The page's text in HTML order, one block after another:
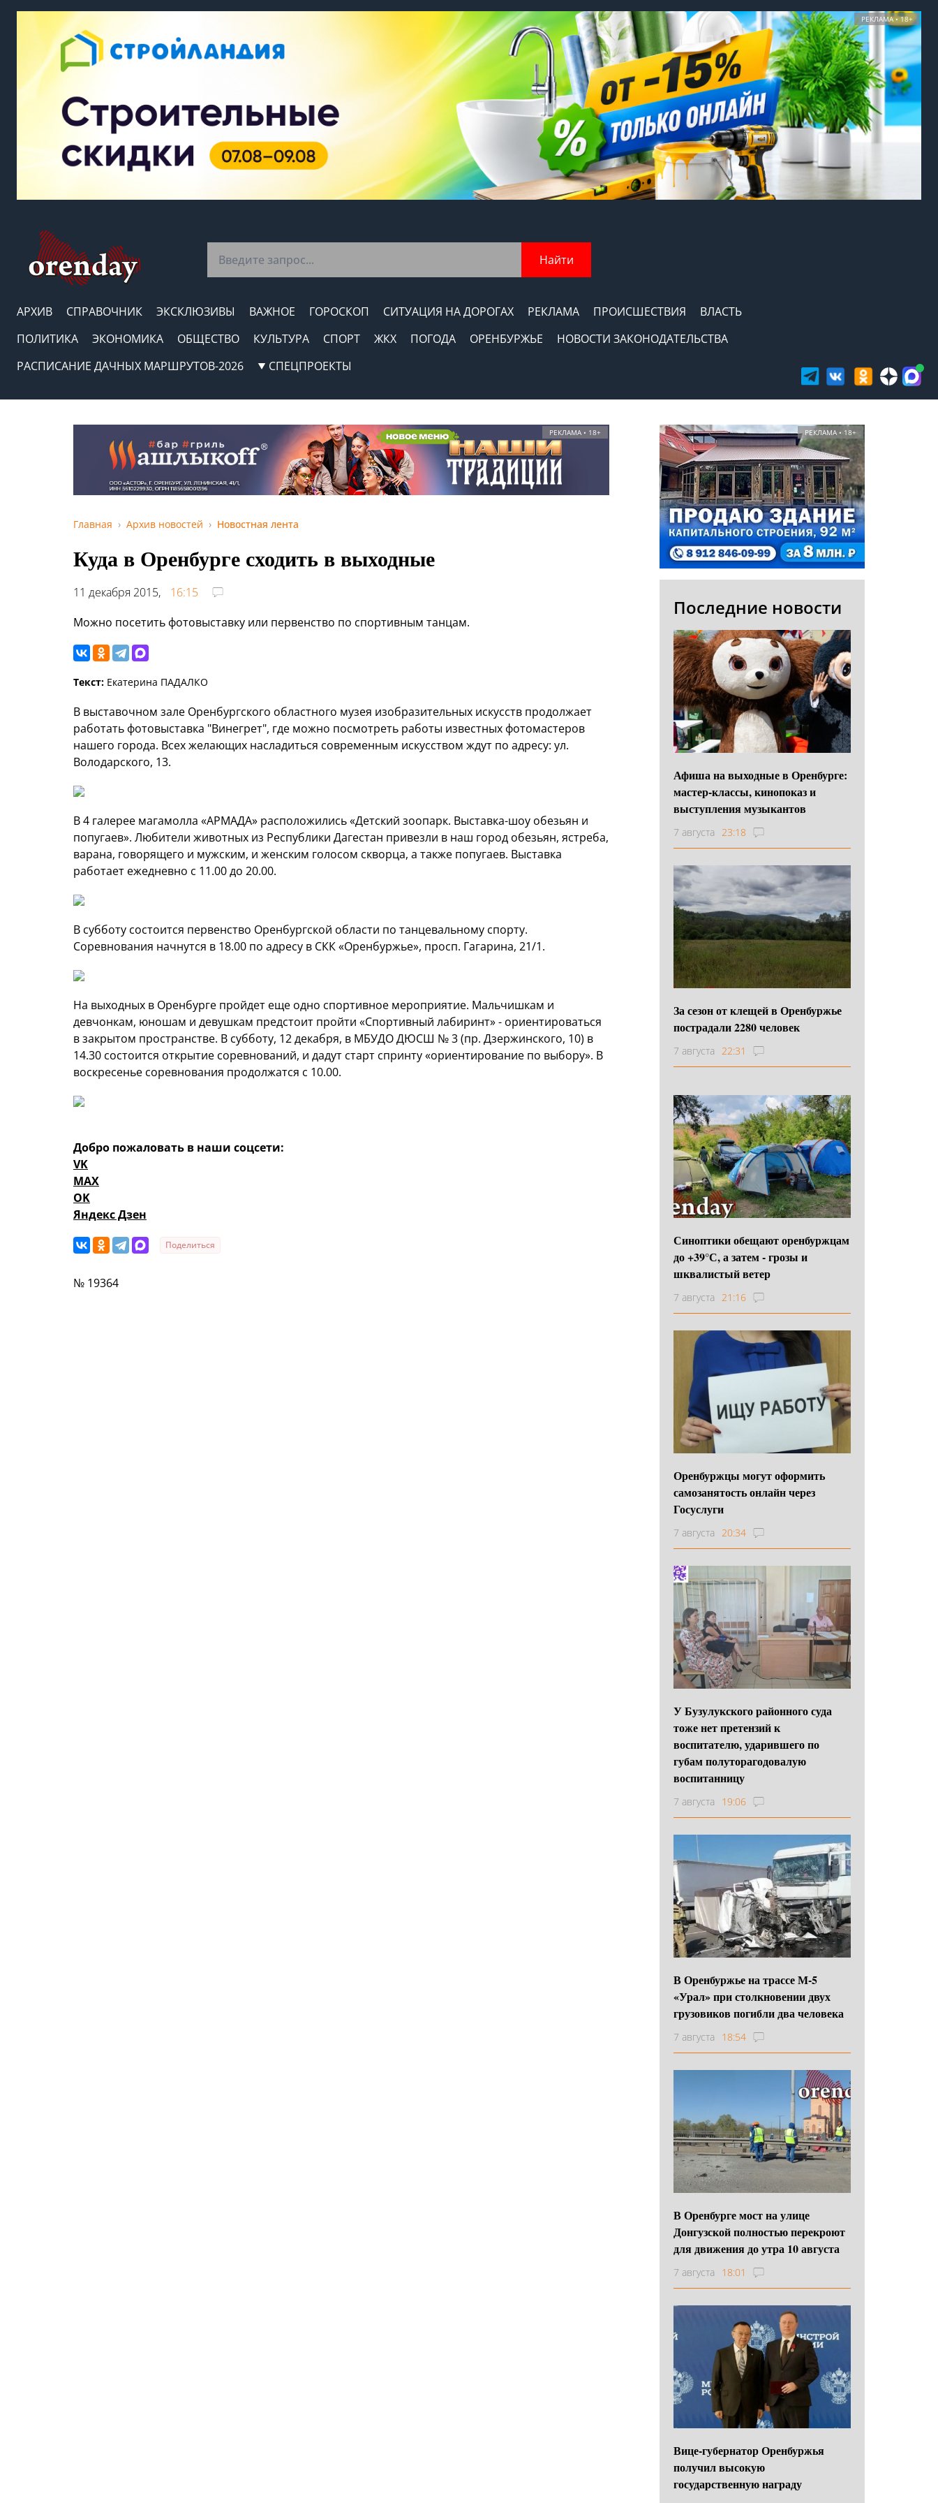
РЕКЛАМА • 18+
Найти
АРХИВ СПРАВОЧНИК ЭКСКЛЮЗИВЫ ВАЖНОЕ ГОРОСКОП СИТУАЦИЯ НА ДОРОГАХ РЕКЛАМА ПРОИСШЕСТВИЯ
ВЛАСТЬ
ПОЛИТИКА
ЭКОНОМИКА ОБЩЕСТВО КУЛЬТУРА СПОРТ ЖКХ ПОГОДА ОРЕНБУРЖЬЕ
НОВОСТИ ЗАКОНОДАТЕЛЬСТВА
РАСПИСАНИЕ ДАЧНЫХ МАРШРУТОВ-2026
СПЕЦПРОЕКТЫ
РЕКЛАМА • 18+
Главная Архив новостей Новостная лента
Куда в Оренбурге сходить в выходные
11 декабря 2015,
16:15
Можно посетить фотовыставку или первенство по спортивным танцам.
Текст: Екатерина ПАДАЛКО
В выставочном зале Оренбургского областного музея изобразительных искусств продолжает
работать фотовыставка "Винегрет", где можно посмотреть работы известных фотомастеров
нашего города. Всех желающих насладиться современным искусством ждут по адресу: ул.
Володарского, 13.
В 4 галерее магамолла «АРМАДА» расположились «Детский зоопарк. Выставка-шоу обезьян и
попугаев». Любители животных из Республики Дагестан привезли в наш город обезьян, ястреба,
варана, говорящего и мужским, и женским голосом скворца, а также попугаев. Выставка
работает ежедневно с 11.00 до 20.00.
В субботу состоится первенство Оренбургской области по танцевальному спорту.
Соревнования начнутся в 18.00 по адресу в СКК «Оренбуржье», просп. Гагарина, 21/1.
На выходных в Оренбурге пройдет еще одно спортивное мероприятие. Мальчишкам и
девчонкам, юношам и девушкам предстоит пройти «Спортивный лабиринт» - ориентироваться
в закрытом пространстве. В субботу, 12 декабря, в МБУДО ДЮСШ № 3 (пр. Дзержинского, 10) в
14.30 состоится открытие соревнований, и дадут старт спринту «ориентирование по выбору». В
воскресенье соревнования продолжатся с 10.00.
Добро пожаловать в наши соцсети:
VK
MAX
OK
Яндекс Дзен
Поделиться
№ 19364
РЕКЛАМА • 18+
Последние новости
Афиша на выходные в Оренбурге:
мастер-классы, кинопоказ и
выступления музыкантов
7 августа 23:18
За сезон от клещей в Оренбуржье
пострадали 2280 человек
7 августа 22:31
Синоптики обещают оренбуржцам
до +39°С, а затем - грозы и
шквалистый ветер
7 августа 21:16
Оренбуржцы могут оформить
самозанятость онлайн через
Госуслуги
7 августа 20:34
У Бузулукского районного суда
тоже нет претензий к
воспитателю, ударившего по
губам полуторагодовалую
воспитанницу
7 августа 19:06
В Оренбуржье на трассе М-5
«Урал» при столкновении двух
грузовиков погибли два человека
7 августа 18:54
В Оренбурге мост на улице
Донгузской полностью перекроют
для движения до утра 10 августа
7 августа 18:01
Вице-губернатор Оренбуржья
получил высокую
государственную награду